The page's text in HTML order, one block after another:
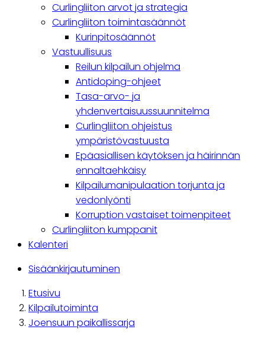
Curlingliiton arvot ja strategia
Curlingliiton toimintasäännöt
Kurinpitosäännöt
Vastuullisuus
Reilun kilpailun ohjelma
Antidoping-ohjeet
Tasa-arvo- ja
yhdenvertaisuussuunnitelma
Curlingliiton ohjeistus
ympäristövastuusta
Epäasiallisen käytöksen ja häirinnän
ennaltaehkäisy
Kilpailumanipulaation torjunta ja
vedonlyönti
Korruption vastaiset toimenpiteet
Curlingliiton kumppanit
Kalenteri
Käyttäjävalikko
Sisäänkirjautuminen
Breadcrumb
Etusivu
Kilpailutoiminta
Joensuun paikallissarja